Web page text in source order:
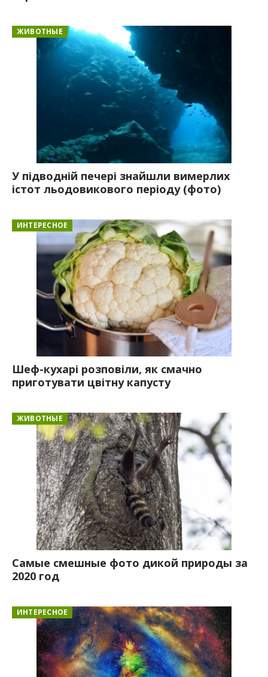
ЖИВОТНЫЕ
У підводній печері знайшли вимерлих
істот льодовикового періоду (фото)
ИНТЕРЕСНОЕ
Шеф-кухарі розповіли, як смачно
приготувати цвітну капусту
ЖИВОТНЫЕ
Самые смешные фото дикой природы за
2020 год
ИНТЕРЕСНОЕ